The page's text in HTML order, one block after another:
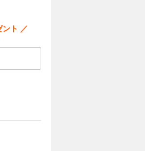
ト ／